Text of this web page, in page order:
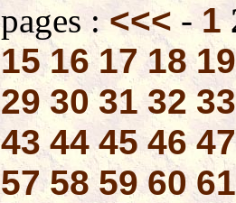
pages :<<< - 1
15 16 17 18 19
29 30 31 32 33
43 44 45 46 47
57 58 59 60 61